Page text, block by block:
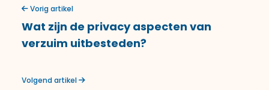
Vorig artikel
Wat zijn de privacy aspecten van
verzuim uitbesteden?
Volgend artikel